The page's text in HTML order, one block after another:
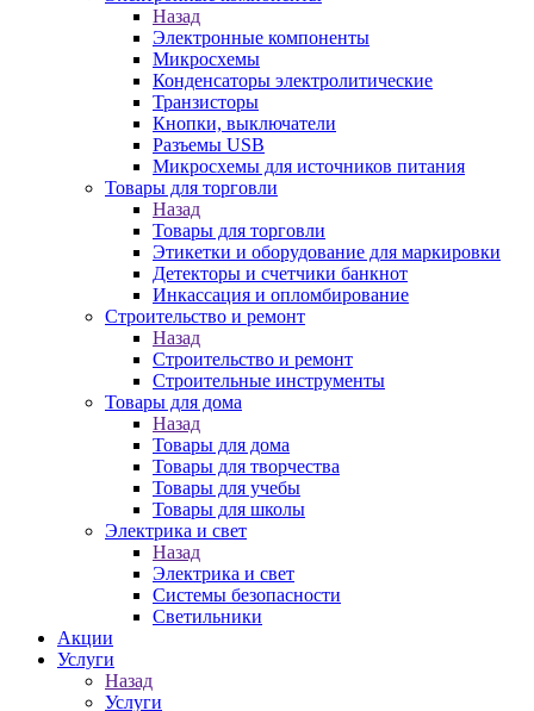
Назад
Электронные компоненты
Микросхемы
Конденсаторы электролитические
Транзисторы
Кнопки, выключатели
Разъемы USB
Микросхемы для источников питания
Товары для торговли
Назад
Товары для торговли
Этикетки и оборудование для маркировки
Детекторы и счетчики банкнот
Инкассация и опломбирование
Строительство и ремонт
Назад
Строительство и ремонт
Строительные инструменты
Товары для дома
Назад
Товары для дома
Товары для творчества
Товары для учебы
Товары для школы
Электрика и свет
Назад
Электрика и свет
Системы безопасности
Светильники
Акции
Услуги
Назад
Услуги